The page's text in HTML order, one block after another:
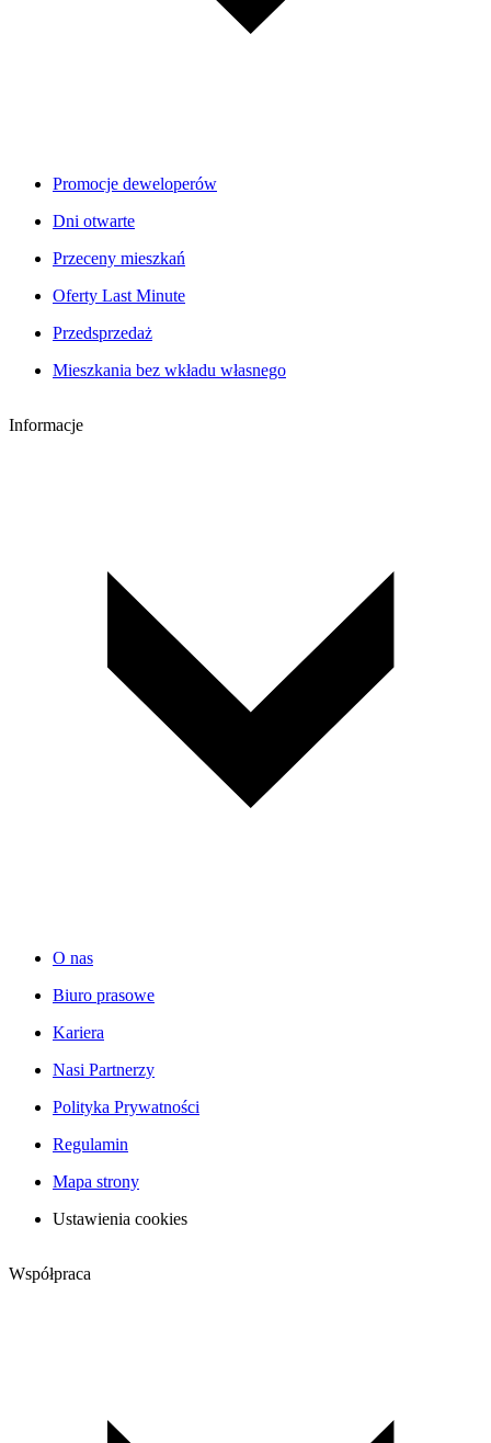
Promocje deweloperów
Dni otwarte
Przeceny mieszkań
Oferty Last Minute
Przedsprzedaż
Mieszkania bez wkładu własnego
Informacje
O nas
Biuro prasowe
Kariera
Nasi Partnerzy
Polityka Prywatności
Regulamin
Mapa strony
Ustawienia cookies
Współpraca